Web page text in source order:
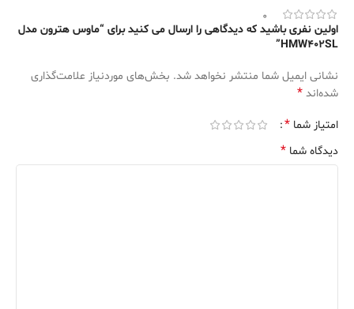
0
اولین نفری باشید که دیدگاهی را ارسال می کنید برای “ماوس هترون مدل
HMW402SL”
نشانی ایمیل شما منتشر نخواهد شد. بخش‌های موردنیاز علامت‌گذاری
شده‌اند *
امتیاز شما *
دیدگاه شما *